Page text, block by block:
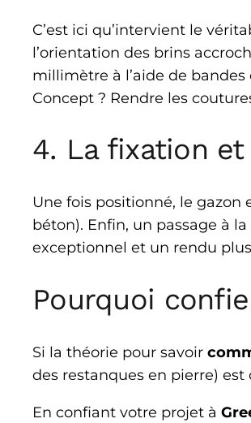
C’est ici qu’intervient le
l’orientation des brins
millimètre à l’aide de
Concept ? Rendre les
4. La fixation
Une fois positionné, le gazon
béton). Enfin, un passage à
exceptionnel et un rendu
Pourquoi
Si la théorie pour savoir
des restanques en pierre) est
En confiant votre projet à